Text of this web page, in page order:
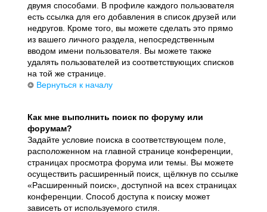
двумя способами. В профиле каждого пользователя
есть ссылка для его добавления в список друзей или
недругов. Кроме того, вы можете сделать это прямо
из вашего личного раздела, непосредственным
вводом имени пользователя. Вы можете также
удалять пользователей из соответствующих списков
на той же странице.
Вернуться к началу
Как мне выполнить поиск по форуму или
форумам?
Задайте условие поиска в соответствующем поле,
расположенном на главной странице конференции,
страницах просмотра форума или темы. Вы можете
осуществить расширенный поиск, щёлкнув по ссылке
«Расширенный поиск», доступной на всех страницах
конференции. Способ доступа к поиску может
зависеть от используемого стиля.